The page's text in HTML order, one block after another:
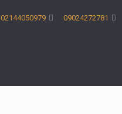
09024272781
02144050979